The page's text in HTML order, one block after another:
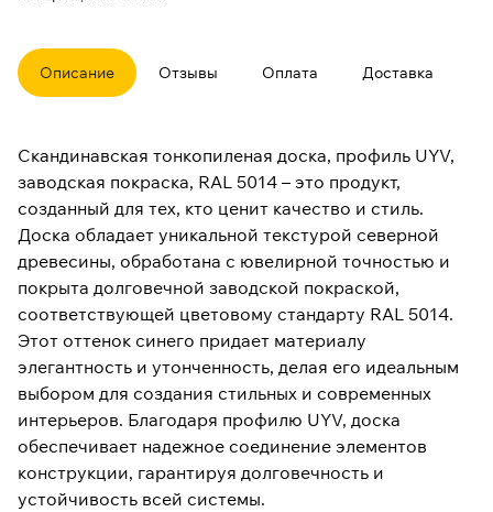
Описание Отзывы Оплата Доставка
Скандинавская тонкопиленая доска, профиль UYV,
заводская покраска, RAL 5014 – это продукт,
созданный для тех, кто ценит качество и стиль.
Доска обладает уникальной текстурой северной
древесины, обработана с ювелирной точностью и
покрыта долговечной заводской покраской,
соответствующей цветовому стандарту RAL 5014.
Этот оттенок синего придает материалу
элегантность и утонченность, делая его идеальным
выбором для создания стильных и современных
интерьеров. Благодаря профилю UYV, доска
обеспечивает надежное соединение элементов
конструкции, гарантируя долговечность и
устойчивость всей системы.